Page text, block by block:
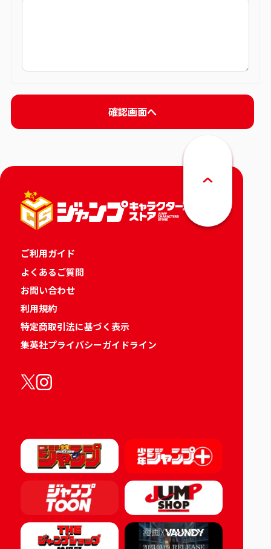
ご利用ガイド
よくあるご質問
お問い合わせ
利用規約
特定商取引法に基づく表示
集英社プライバシーガイドライン